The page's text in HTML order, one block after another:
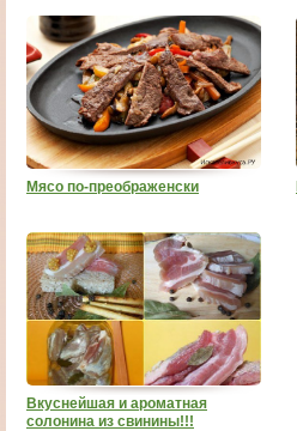
Мясо по-преображенски
Вкуснейшая и ароматная
солонина из свинины!!!